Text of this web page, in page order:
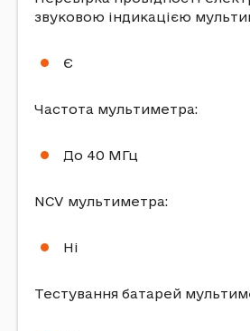
звуковою індикацією
Є
Частота мультиметра:
До 40 МГц
NCV мультиметра:
Ні
Тестування батарей